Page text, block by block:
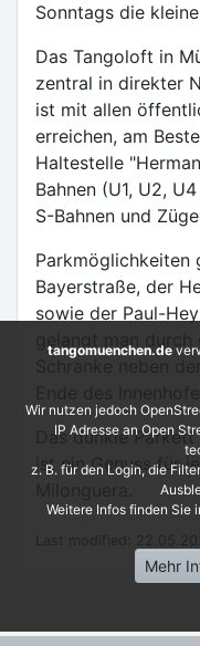
Sonntags die
Das Tangoloft in
zentral in direkter
ist mit allen
erreichen, am
Haltestelle
Bahnen (U1, U2,
S-Bahnen und
Bayerstraße, der
sowie der Paul-
gelangt man durch
Schranke neben
Das dunkle
ist ein Genuss für
Last modified:
tangomuenchen.de
Wir nutzen jedoch
IP Adresse an Open
z. B. für den Login, die
Weitere Infos finden Sie
Mehr